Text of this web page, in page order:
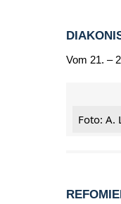
Vom 21. –
Foto: A.